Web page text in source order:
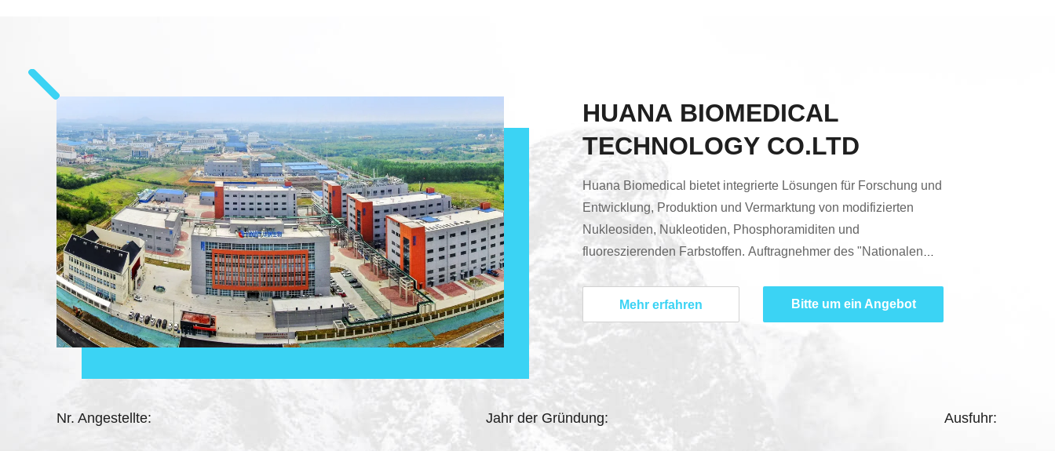
HUANA BIOMEDICAL
TECHNOLOGY CO.LTD
Huana Biomedical bietet integrierte Lösungen für Forschung und
Entwicklung, Produktion und Vermarktung von modifizierten
Nukleosiden, Nukleotiden, Phosphoramiditen und
fluoreszierenden Farbstoffen. Auftragnehmer des "Nationalen
13.DieFünf-Jahres-Plan", verantwortlich für das Projekt
Wissenschaft und Technologie initiierten Umsetzungsplan für
Mehr erfahren Bitte um ein Angebot
Nr. Angestellte: Jahr der Gründung: Ausfuhr: